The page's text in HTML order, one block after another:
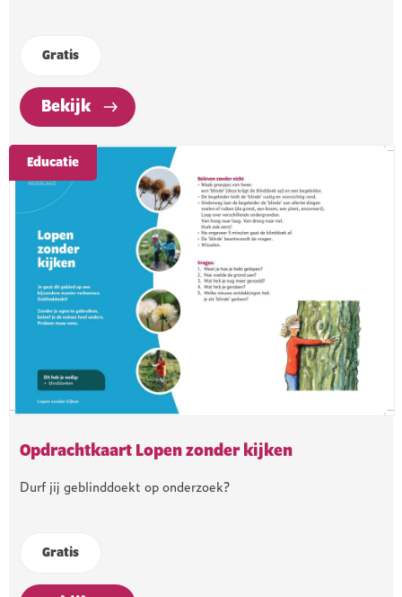
Gratis
Bekijk
Educatie
Opdrachtkaart Lopen zonder kijken
Durf jij geblinddoekt op onderzoek?
Gratis